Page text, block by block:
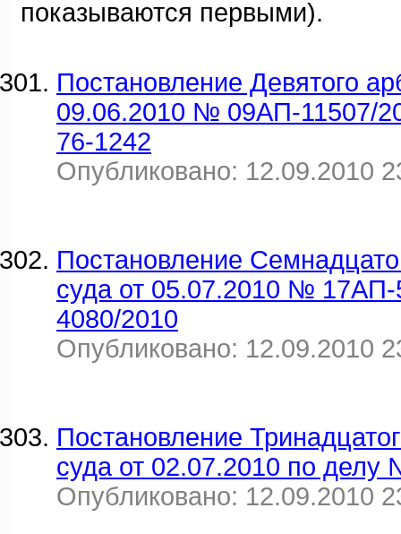
показываются первыми).
Постановление Девятого
09.06.2010 № 09АП-11507/
76-1242
Опубликовано: 12.09.2010
Постановление
суда от 05.07.2010 №
4080/2010
Опубликовано: 12.09.2010
Постановление
суда от 02.07.2010 по
Опубликовано: 12.09.2010